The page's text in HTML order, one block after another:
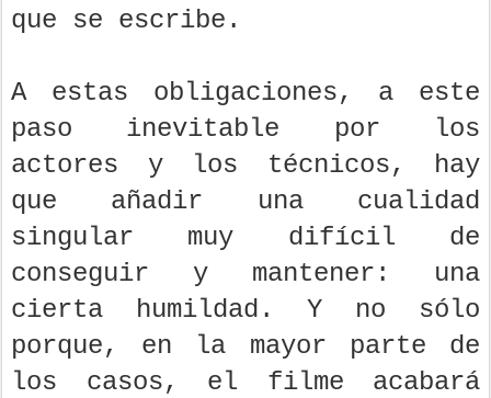
que se escribe.
A estas obligaciones, a este
paso inevitable por los
actores y los técnicos, hay
que añadir una cualidad
singular muy difícil de
conseguir y mantener: una
cierta humildad. Y no sólo
porque, en la mayor parte de
los casos, el filme acabará